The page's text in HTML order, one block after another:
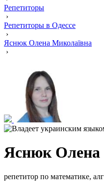
Репетиторы
›
Репетиторы в Одессе
›
Яснюк Олена Миколаївна
›
Яснюк Олена
репетитор по математике,